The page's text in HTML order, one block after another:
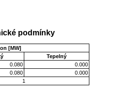
podmínky
[MW]
Tepelný
0.080
0.000
0.080
0.000
1